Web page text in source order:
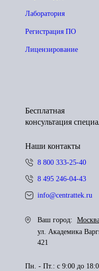
Лаборатория
Регистрация ПО
Лицензирование
Бесплатная
консультация
Наши контакты
8 800 333-25-40
8 495 246-04-43
info@centrattek.ru
Ваш город:
ул. Академика
421
Пн. - Пт.: с 9:00 до